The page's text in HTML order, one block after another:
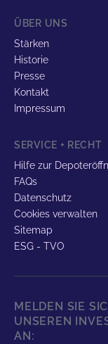
ÜBER UNS
Stärken
Historie
Presse
Kontakt
Impressum
SERVICE + RECHT
Hilfe zur
FAQs
Datenschutz
Cookies verwalten
Sitemap
ESG - TVO
MELDEN SIE
UNSEREN
AN: